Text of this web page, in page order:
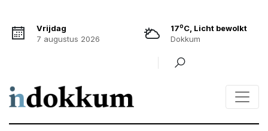
Vrijdag
7 augustus 2026
17oC, Licht bewolkt
Dokkum